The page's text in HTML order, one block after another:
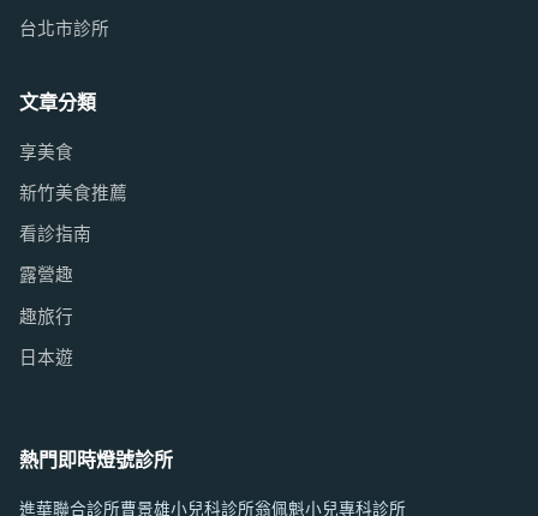
台北市診所
文章分類
享美食
新竹美食推薦
看診指南
露營趣
趣旅行
日本遊
熱門即時燈號診所
進華聯合診所曹景雄小兒科診所翁佩魁小兒專科診所